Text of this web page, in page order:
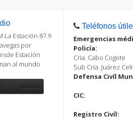
La Estación 87.9
por
Estación
al mundo
Teléfonos
Emergencias
Policía:
Cria. Cabo Cogote
Sub Cria. Juárez
Defensa Civíl
CIC:
Registro Civíl: